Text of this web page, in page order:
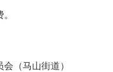
（马山街道）